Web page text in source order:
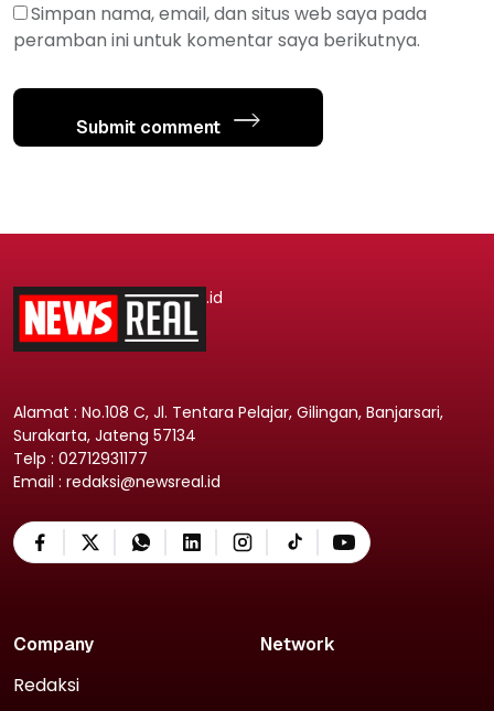
Simpan nama, email, dan situs web saya pada
peramban ini untuk komentar saya berikutnya.
Submit comment
.id
Alamat : No.108 C, Jl. Tentara Pelajar, Gilingan, Banjarsari,
Surakarta, Jateng 57134
Telp : 02712931177
Email : redaksi@newsreal.id
Company
Redaksi
Network